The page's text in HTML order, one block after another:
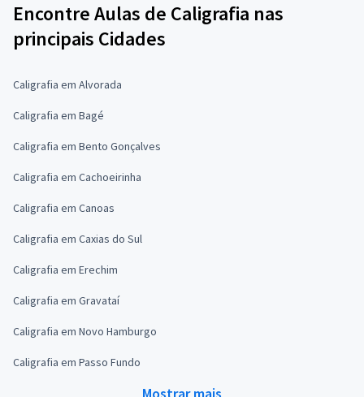
Encontre Aulas de Caligrafia nas
principais Cidades
Caligrafia em Alvorada
Caligrafia em Bagé
Caligrafia em Bento Gonçalves
Caligrafia em Cachoeirinha
Caligrafia em Canoas
Caligrafia em Caxias do Sul
Caligrafia em Erechim
Caligrafia em Gravataí
Caligrafia em Novo Hamburgo
Caligrafia em Passo Fundo